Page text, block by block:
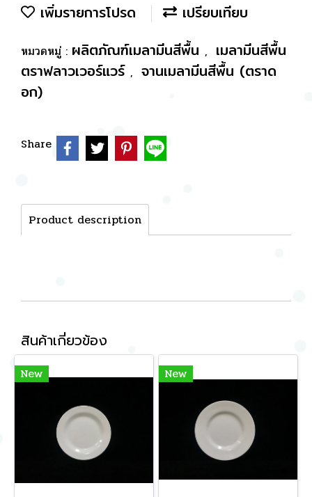
เพิ่มรายการโปรด เปรียบเทียบ
หมวดหมู่ : ผลิตภัณฑ์เมลามีนสีพื้น , เมลามีนสีพื้น
ตราฟลาวเวอร์แวร์ , จานเมลามีนสีพื้น (ตราด
อก)
Share
Product description
สินค้าเกี่ยวข้อง
New New